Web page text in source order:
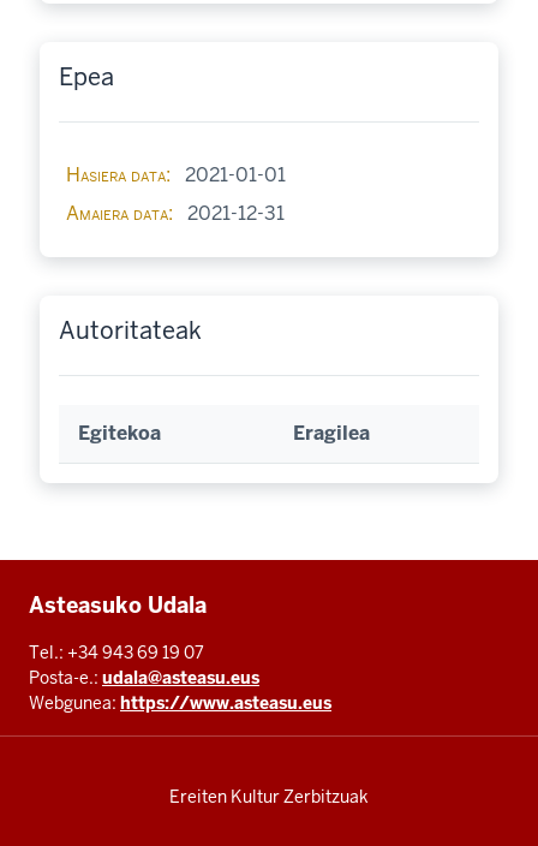
Epea
Hasiera data
2021-01-01
Amaiera data
2021-12-31
Autoritateak
Egitekoa Eragilea
resources
Asteasuko Udala
Tel.: +34 943 69 19 07
Posta-e.: udala@asteasu.eus
Webgunea: https://www.asteasu.eus
Ereiten Kultur Zerbitzuak